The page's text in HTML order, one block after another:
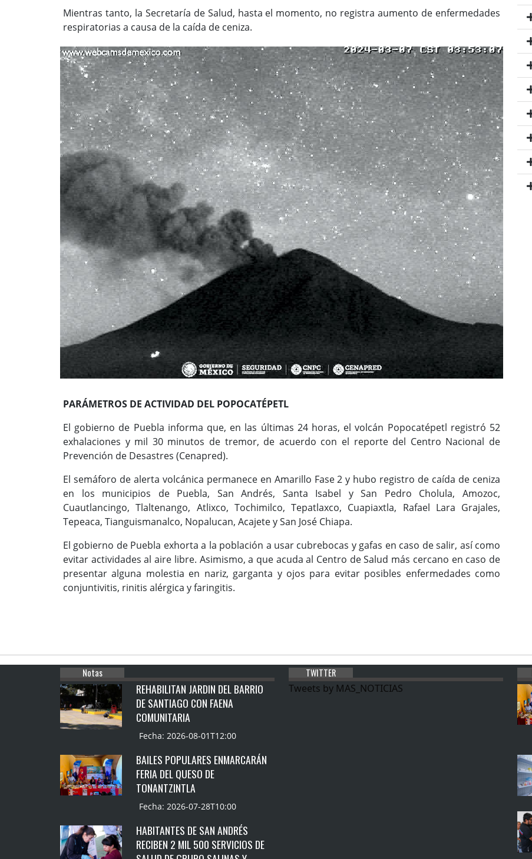
Mientras tanto, la Secretaría de Salud, hasta el momento, no registra aumento de enfermedades
respiratorias a causa de la caída de ceniza.
PARÁMETROS DE ACTIVIDAD DEL POPOCATÉPETL
El gobierno de Puebla informa que, en las últimas 24 horas, el volcán Popocatépetl registró 52
exhalaciones y mil 30 minutos de tremor, de acuerdo con el reporte del Centro Nacional de
Prevención de Desastres (Cenapred).
El semáforo de alerta volcánica permanece en Amarillo Fase 2 y hubo registro de caída de ceniza
en los municipios de Puebla, San Andrés, Santa Isabel y San Pedro Cholula, Amozoc,
Cuautlancingo, Tlaltenango, Atlixco, Tochimilco, Tepatlaxco, Cuapiaxtla, Rafael Lara Grajales,
Tepeaca, Tianguismanalco, Nopalucan, Acajete y San José Chiapa.
El gobierno de Puebla exhorta a la población a usar cubrebocas y gafas en caso de salir, así como
evitar actividades al aire libre. Asimismo, a que acuda al Centro de Salud más cercano en caso de
presentar alguna molestia en nariz, garganta y ojos para evitar posibles enfermedades como
conjuntivitis, rinitis alérgica y faringitis.
Notas
REHABILITAN JARDIN DEL BARRIO
DE SANTIAGO CON FAENA
COMUNITARIA
Fecha: 2026-08-01T12:00
BAILES POPULARES ENMARCARÁN
FERIA DEL QUESO DE
TONANTZINTLA
Fecha: 2026-07-28T10:00
HABITANTES DE SAN ANDRÉS
RECIBEN 2 MIL 500 SERVICIOS DE
TWITTER
Tweets by MAS_NOTICIAS